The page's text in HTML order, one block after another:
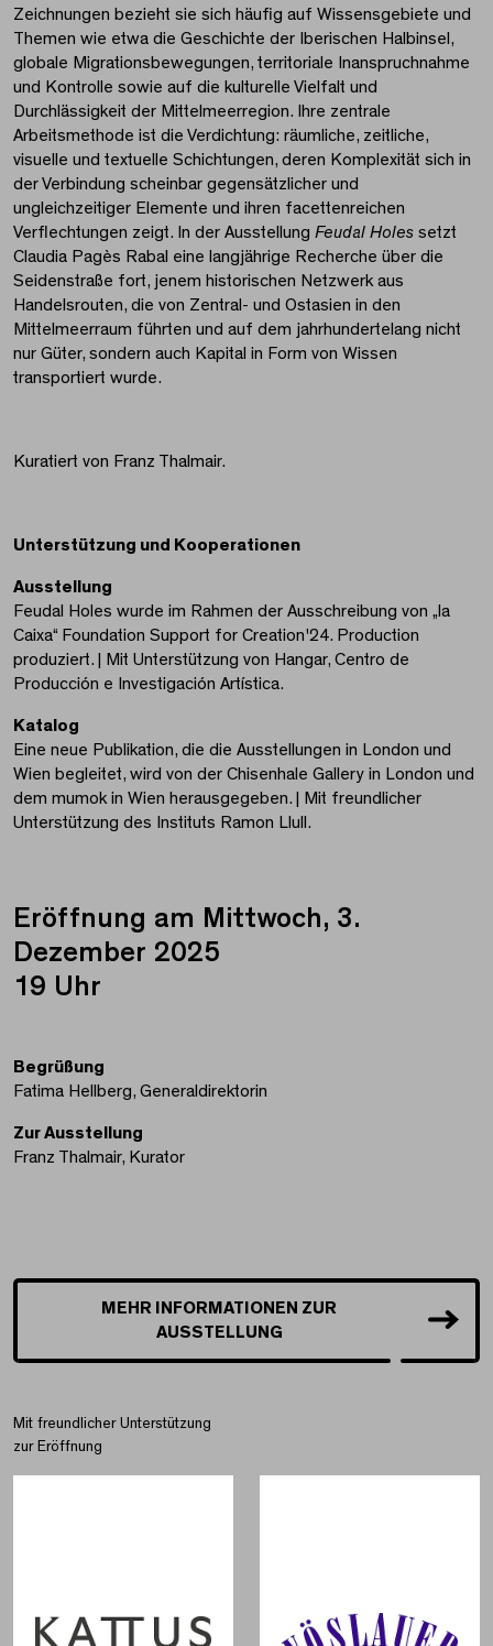
Zeichnungen bezieht sie sich häufig auf Wissensgebiete und
Themen wie etwa die Geschichte der Iberischen Halbinsel,
globale Migrationsbewegungen, territoriale Inanspruchnahme
und Kontrolle sowie auf die kulturelle Vielfalt und
Durchlässigkeit der Mittelmeerregion. Ihre zentrale
Arbeitsmethode ist die Verdichtung: räumliche, zeitliche,
visuelle und textuelle Schichtungen, deren Komplexität sich in
der Verbindung scheinbar gegensätzlicher und
ungleichzeitiger Elemente und ihren facettenreichen
Verflechtungen zeigt. In der Ausstellung Feudal Holes setzt
Claudia Pagès Rabal eine langjährige Recherche über die
Seidenstraße fort, jenem historischen Netzwerk aus
Handelsrouten, die von Zentral- und Ostasien in den
Mittelmeerraum führten und auf dem jahrhundertelang nicht
nur Güter, sondern auch Kapital in Form von Wissen
transportiert wurde.
Kuratiert von Franz Thalmair.
Unterstützung und Kooperationen
Ausstellung
Feudal Holes wurde im Rahmen der Ausschreibung von „la
Caixa“ Foundation Support for Creation'24. Production
produziert. | Mit Unterstützung von Hangar, Centro de
Producción e Investigación Artística.
Katalog
Eine neue Publikation, die die Ausstellungen in London und
Wien begleitet, wird von der Chisenhale Gallery in London und
dem mumok in Wien herausgegeben. | Mit freundlicher
Unterstützung des Instituts Ramon Llull.
Eröffnung am Mittwoch, 3.
Dezember 2025
19 Uhr
Begrüßung
Fatima Hellberg, Generaldirektorin
Zur Ausstellung
Franz Thalmair, Kurator
MEHR INFORMATIONEN ZUR
AUSSTELLUNG
Mit freundlicher Unterstützung
zur Eröffnung